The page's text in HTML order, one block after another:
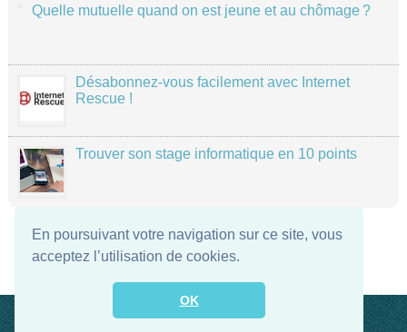
En poursuivant votre navigation sur ce site, vous
acceptez l’utilisation de cookies.
OK
Quelle mutuelle quand on est jeune et au chômage ?
Désabonnez-vous facilement avec Internet
Rescue !
Trouver son stage informatique en 10 points
Contact Flux RSS